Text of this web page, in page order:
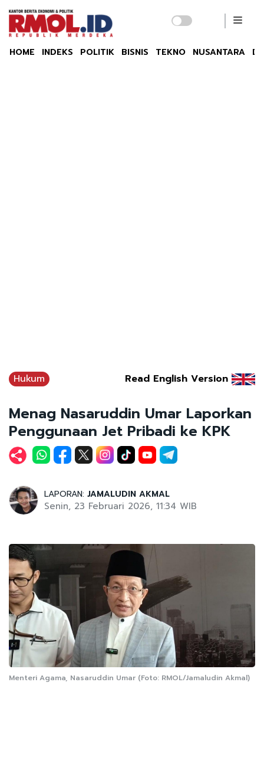
HOME INDEKS POLITIK BISNIS TEKNO NUSANTARA
Hukum Read English Version
Menag Nasaruddin Umar Laporkan
Penggunaan Jet Pribadi ke KPK
LAPORAN: JAMALUDIN AKMAL
Senin, 23 Februari 2026, 11:34 WIB
Menteri Agama, Nasaruddin Umar (Foto: RMOL/Jamaludin Akmal)